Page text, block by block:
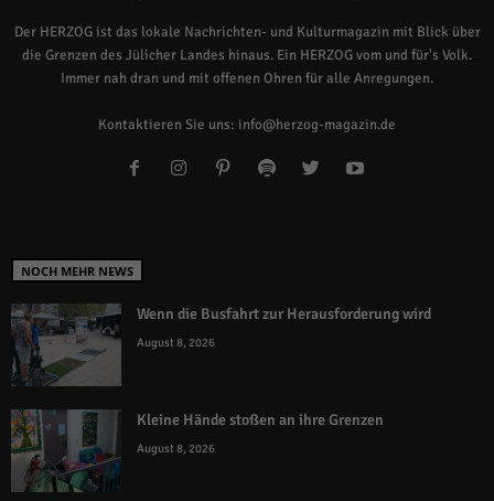
Der HERZOG ist das lokale Nachrichten- und Kulturmagazin mit Blick über
die Grenzen des Jülicher Landes hinaus. Ein HERZOG vom und für's Volk.
Immer nah dran und mit offenen Ohren für alle Anregungen.
Kontaktieren Sie uns: info@herzog-magazin.de
NOCH MEHR NEWS
Wenn die Busfahrt zur Herausforderung wird
August 8, 2026
Kleine Hände stoßen an ihre Grenzen
August 8, 2026